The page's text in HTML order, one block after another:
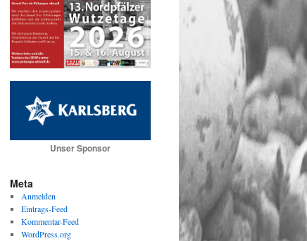
Unser Sponsor
Meta
Anmelden
Eintrags-Feed
Kommentar-Feed
WordPress.org